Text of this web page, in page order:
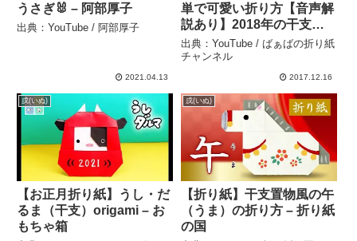
うさぎ🐰 – 阿部厚子
出典：YouTube / 阿部厚子
2021.04.13
単で可愛い折り方【音声解
説あり】2018年の干支
「戌」を折り紙で作ろう！
– ばぁばの折り紙チャンネ
出典：YouTube / ばぁばの折り紙
チャンネル
2017.12.16
戌(いぬ)
【お正月折り紙】うし・だ
るま（干支）origami – お
もちゃ箱
戌(いぬ)
【折り紙】干支置物風の午
（うま）の折り方 – 折り紙
の国